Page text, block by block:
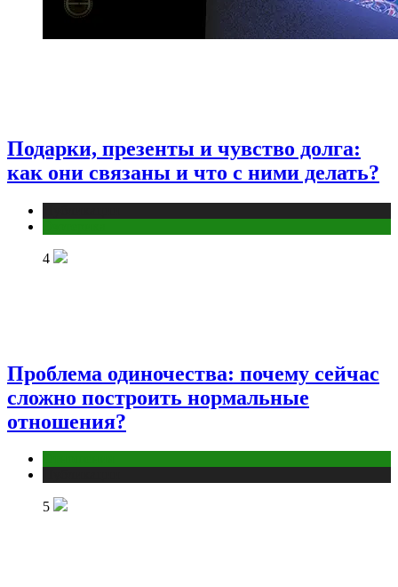
Подарки, презенты и чувство долга:
как они связаны и что с ними делать?
4
Проблема одиночества: почему сейчас
сложно построить нормальные
отношения?
5